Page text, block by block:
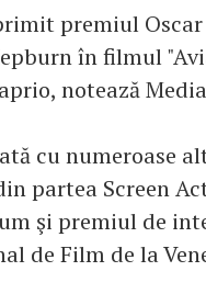
premiul
în filmul
notează
cu numeroase
partea Screen
şi premiul de
de Film de la